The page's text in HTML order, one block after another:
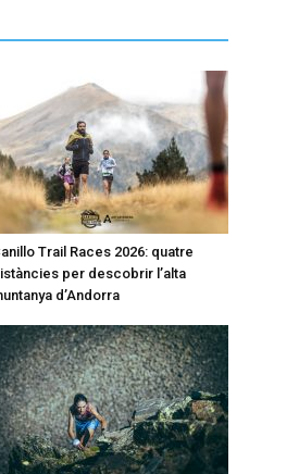
Trail Races 2026: quatre
per descobrir l’alta
d’Andorra